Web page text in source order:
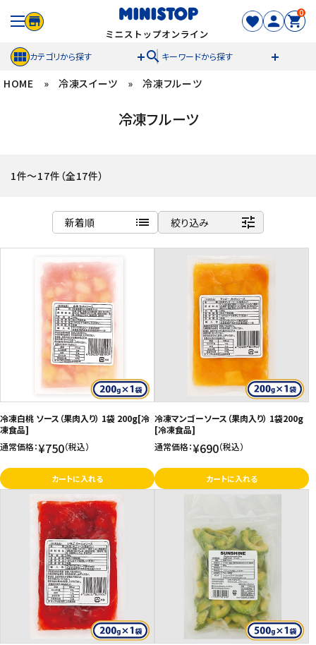
0
カテゴリから探す search キーワードから探す
ACCOUNT MENU
セール商品
カテゴリから探す
スイーツ
お菓子
飲料
酒類
日用品
ギフト
セール
フードロス
ペット用品
SHOP GUIDE
ご利用ガイド
HOME » 冷凍スイーツ » 冷凍フルーツ
冷凍フルーツ
1件～17件（全17件）
新着順 list
商品名
新着順
発売日順
価格が安い
価格が高い
お気に入り登録数
絞り込み tune
冷凍白桃 ソース（果肉入り） 1袋 200g[冷
凍食品]
通常価格：¥750（税込）
カートに入れる
冷凍マンゴーソース（果肉入り） 1袋200g
[冷凍食品]
通常価格：¥690（税込）
カートに入れる